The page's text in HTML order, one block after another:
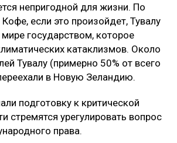
непригодной для жизни. По
если это произойдет, Тувалу
государством, которое
катаклизмов. Около
Тувалу (примерно 50% от всего
в Новую Зеландию.
подготовку к критической
стремятся урегулировать вопрос
права.